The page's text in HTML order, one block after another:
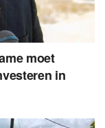
moet
in